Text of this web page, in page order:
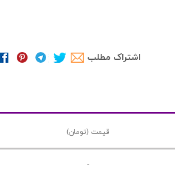
اشتراک مطلب
قیمت (تومان)
-